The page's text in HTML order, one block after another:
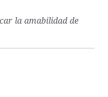
la amabilidad de